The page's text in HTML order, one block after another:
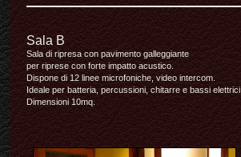
Sala B
Sala di ripresa con pavimento galleggiante
per riprese con forte impatto acustico.
Dispone di 12 linee microfoniche, video intercom.
Ideale per batteria, percussioni, chitarre e bassi elettrici.
Dimensioni 10mq.